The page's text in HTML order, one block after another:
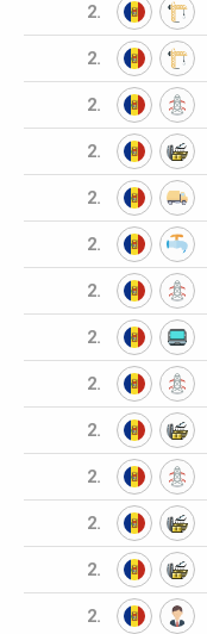
2.
2.
2.
2.
2.
2.
2.
2.
2.
2.
2.
2.
2.
2.